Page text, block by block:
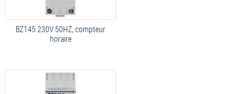
BZ145 230V 50HZ, compteur
horaire